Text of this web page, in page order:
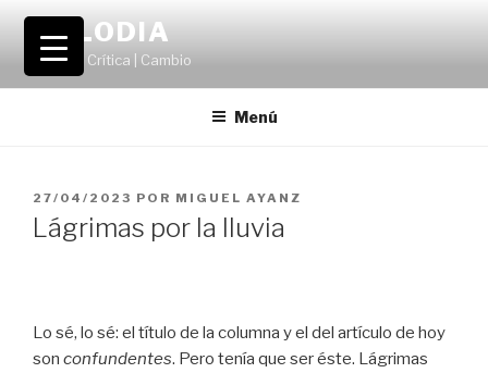
Saltar
contenido
VOLODIA
Teatro | Crítica | Cambio
Menú
PUBLICADO
EL
27/04/2023 POR MIGUEL AYANZ
Lágrimas por la lluvia
Lo sé, lo sé: el título de la columna y el del artículo de hoy
son confundentes. Pero tenía que ser éste. Lágrimas